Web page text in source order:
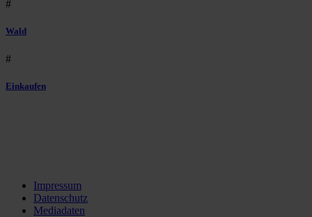
#
Wald
#
Einkaufen
Impressum
Datenschutz
Mediadaten